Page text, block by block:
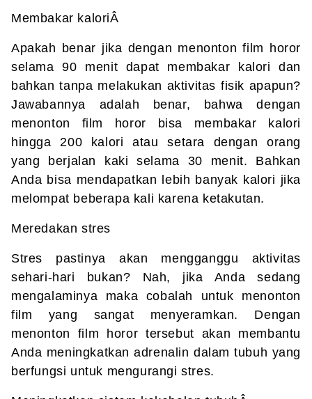
Membakar kaloriÂ
Apakah benar jika dengan menonton film horor
selama 90 menit dapat membakar kalori dan
bahkan tanpa melakukan aktivitas fisik apapun?
Jawabannya adalah benar, bahwa dengan
menonton film horor bisa membakar kalori
hingga 200 kalori atau setara dengan orang
yang berjalan kaki selama 30 menit. Bahkan
Anda bisa mendapatkan lebih banyak kalori jika
melompat beberapa kali karena ketakutan.
Meredakan stres
Stres pastinya akan mengganggu aktivitas
sehari-hari bukan? Nah, jika Anda sedang
mengalaminya maka cobalah untuk menonton
film yang sangat menyeramkan. Dengan
menonton film horor tersebut akan membantu
Anda meningkatkan adrenalin dalam tubuh yang
berfungsi untuk mengurangi stres.